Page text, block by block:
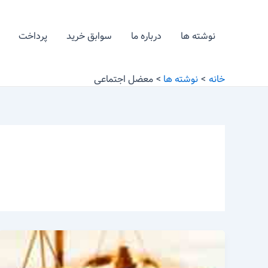
نوشته ها درباره ما سوابق خرید پرداخت
خانه نوشته ها معضل اجتماعی